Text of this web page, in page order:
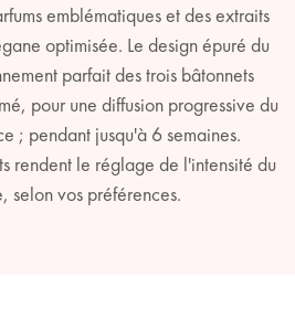
emblématiques et des extraits
optimisée. Le design épuré du
parfait des trois bâtonnets
pour une diffusion progressive du
; pendant jusqu'à 6 semaines.
rendent le réglage de l'intensité du
selon vos préférences.